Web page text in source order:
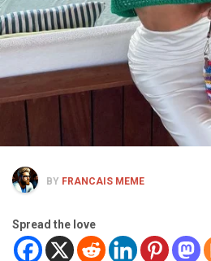
BY FRANCAIS MEME
Spread the love